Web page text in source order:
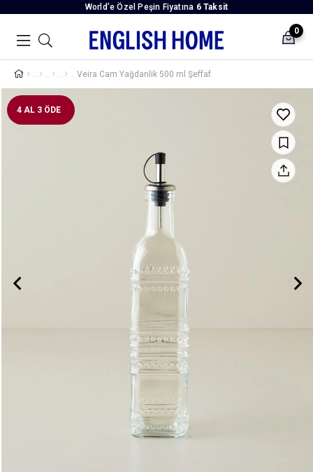
World’e Özel Peşin Fiyatına 6 Taksit
0
Veira Cam Yağdanlik 500 ml Şeffaf
4 AL 3 ÖDE